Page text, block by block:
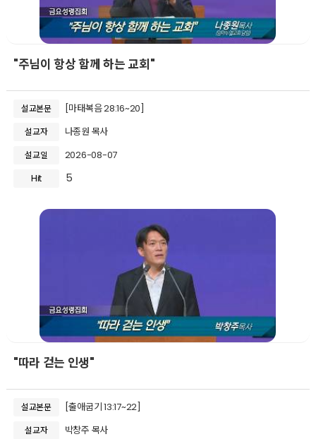
"주님이 항상 함께 하는 교회"
설교본문 [마태복음 28:16~20]
설교자 나종원 목사
설교일
2026-08-07
Hit
5
"따라 걷는 인생"
설교본문 [출애굽기 13:17~22]
설교자 박창주 목사